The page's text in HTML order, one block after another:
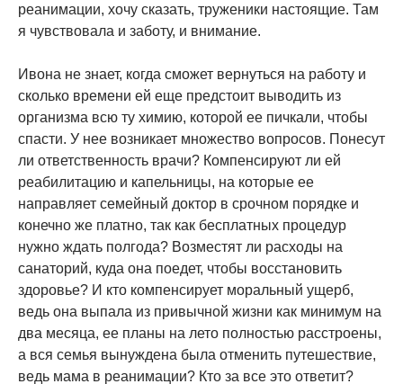
реанимации, хочу сказать, труженики настоящие. Там
я чувствовала и заботу, и внимание.
Ивона не знает, когда сможет вернуться на работу и
сколько времени ей еще предстоит выводить из
организма всю ту химию, которой ее пичкали, чтобы
спасти. У нее возникает множество вопросов. Понесут
ли ответственность врачи? Компенсируют ли ей
реабилитацию и капельницы, на которые ее
направляет семейный доктор в срочном порядке и
конечно же платно, так как бесплатных процедур
нужно ждать полгода? Возместят ли расходы на
санаторий, куда она поедет, чтобы восстановить
здоровье? И кто компенсирует моральный ущерб,
ведь она выпала из привычной жизни как минимум на
два месяца, ее планы на лето полностью расстроены,
а вся семья вынуждена была отменить путешествие,
ведь мама в реанимации? Кто за все это ответит?